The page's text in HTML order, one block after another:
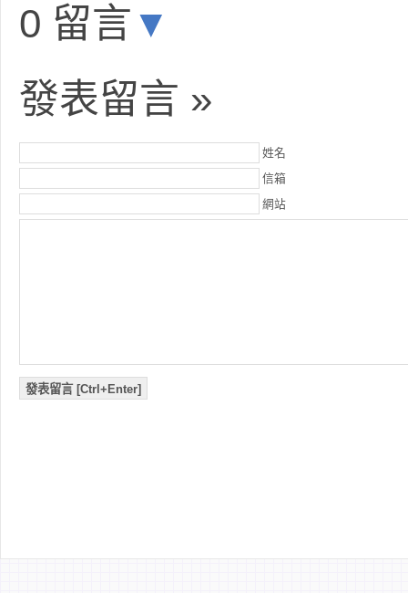
0 留言 ▼
發表留言 »
姓名
信箱
網站